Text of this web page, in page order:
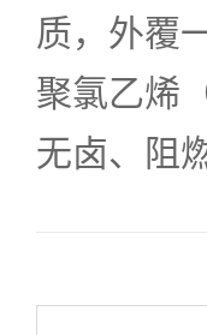
质，外覆
聚氯乙烯
无卤、阻